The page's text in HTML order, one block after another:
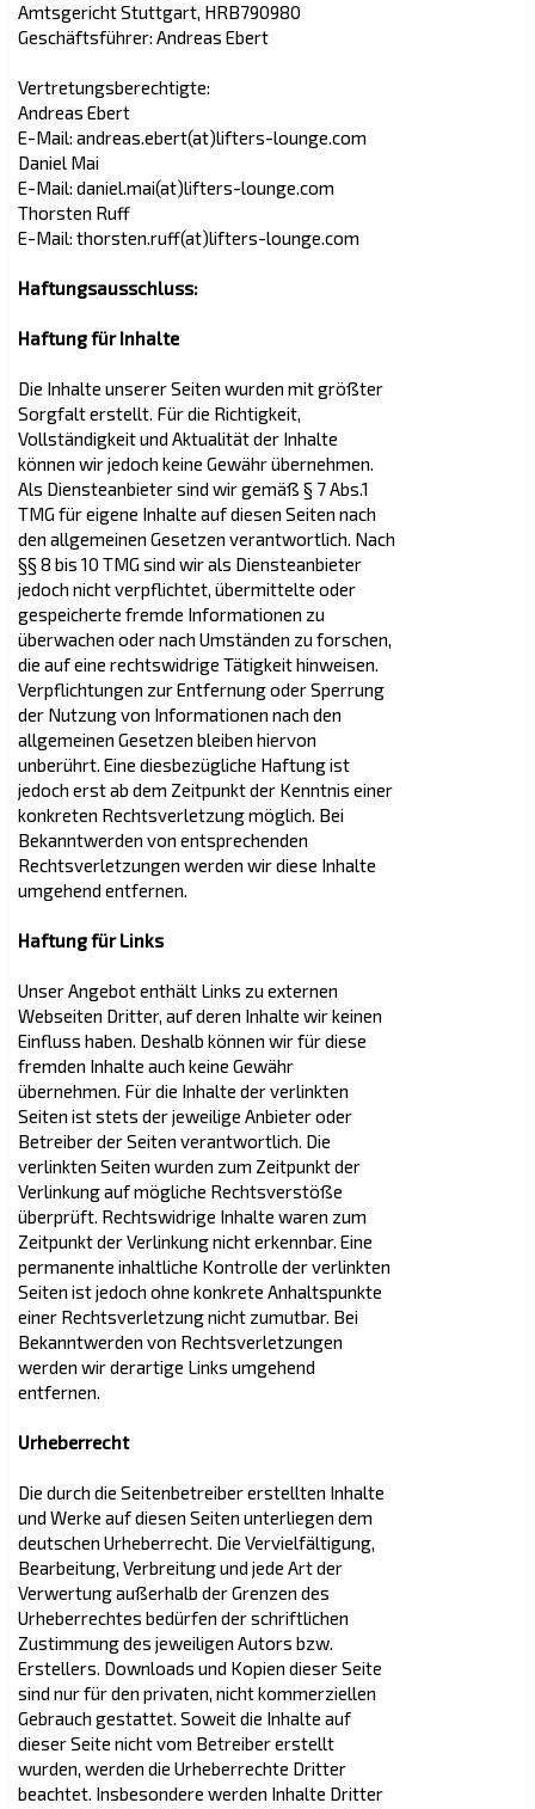
Amtsgericht Stuttgart, HRB790980
Geschäftsführer: Andreas Ebert
Vertretungsberechtigte:
Andreas Ebert
E-Mail: andreas.ebert(at)lifters-lounge.com
Daniel Mai
E-Mail: daniel.mai(at)lifters-lounge.com
Thorsten Ruff
E-Mail: thorsten.ruff(at)lifters-lounge.com
Haftungsausschluss:
Haftung für Inhalte
Die Inhalte unserer Seiten wurden mit größter
Sorgfalt erstellt. Für die Richtigkeit,
Vollständigkeit und Aktualität der Inhalte
können wir jedoch keine Gewähr übernehmen.
Als Diensteanbieter sind wir gemäß § 7 Abs.1
TMG für eigene Inhalte auf diesen Seiten nach
den allgemeinen Gesetzen verantwortlich. Nach
§§ 8 bis 10 TMG sind wir als Diensteanbieter
jedoch nicht verpflichtet, übermittelte oder
gespeicherte fremde Informationen zu
überwachen oder nach Umständen zu forschen,
die auf eine rechtswidrige Tätigkeit hinweisen.
Verpflichtungen zur Entfernung oder Sperrung
der Nutzung von Informationen nach den
allgemeinen Gesetzen bleiben hiervon
unberührt. Eine diesbezügliche Haftung ist
jedoch erst ab dem Zeitpunkt der Kenntnis einer
konkreten Rechtsverletzung möglich. Bei
Bekanntwerden von entsprechenden
Rechtsverletzungen werden wir diese Inhalte
umgehend entfernen.
Haftung für Links
Unser Angebot enthält Links zu externen
Webseiten Dritter, auf deren Inhalte wir keinen
Einfluss haben. Deshalb können wir für diese
fremden Inhalte auch keine Gewähr
übernehmen. Für die Inhalte der verlinkten
Seiten ist stets der jeweilige Anbieter oder
Betreiber der Seiten verantwortlich. Die
verlinkten Seiten wurden zum Zeitpunkt der
Verlinkung auf mögliche Rechtsverstöße
überprüft. Rechtswidrige Inhalte waren zum
Zeitpunkt der Verlinkung nicht erkennbar. Eine
permanente inhaltliche Kontrolle der verlinkten
Seiten ist jedoch ohne konkrete Anhaltspunkte
einer Rechtsverletzung nicht zumutbar. Bei
Bekanntwerden von Rechtsverletzungen
werden wir derartige Links umgehend
entfernen.
Urheberrecht
Die durch die Seitenbetreiber erstellten Inhalte
und Werke auf diesen Seiten unterliegen dem
deutschen Urheberrecht. Die Vervielfältigung,
Bearbeitung, Verbreitung und jede Art der
Verwertung außerhalb der Grenzen des
Urheberrechtes bedürfen der schriftlichen
Zustimmung des jeweiligen Autors bzw.
Erstellers. Downloads und Kopien dieser Seite
sind nur für den privaten, nicht kommerziellen
Gebrauch gestattet. Soweit die Inhalte auf
dieser Seite nicht vom Betreiber erstellt
wurden, werden die Urheberrechte Dritter
beachtet. Insbesondere werden Inhalte Dritter